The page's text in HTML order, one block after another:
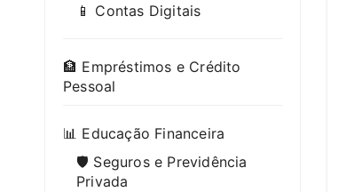
📱 Contas Digitais
🏦 Empréstimos e Crédito
Pessoal
📊 Educação Financeira
🛡️ Seguros e Previdência
Privada